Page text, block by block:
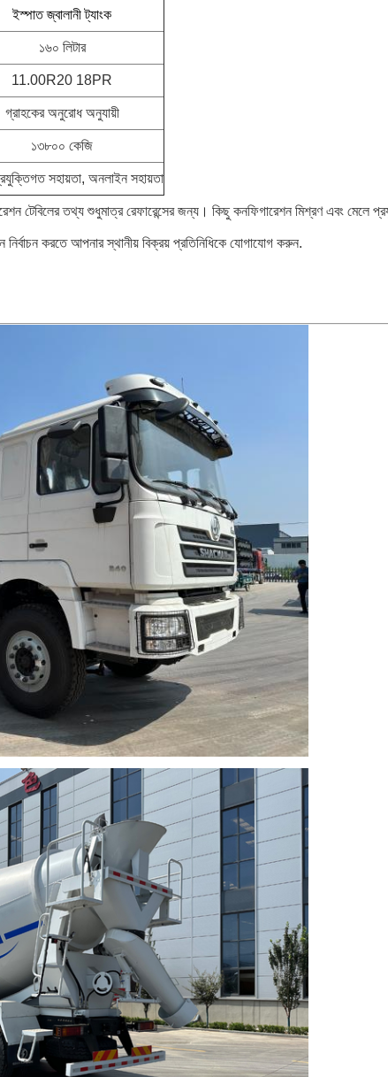
ইস্পাত জ্বালানী ট্যাংক
১৬০ লিটার
11.00R20 18PR
গ্রাহকের অনুরোধ অনুযায়ী
১৩৮০০ কেজি
সহায়তা, অনলাইন সহায়তা
টেবিলের তথ্য শুধুমাত্র রেফারেন্সের জন্য। কিছু কনফিগারেশন মিশ্রণ এবং মেলে
করতে আপনার স্থানীয় বিক্রয় প্রতিনিধিকে যোগাযোগ করুন.